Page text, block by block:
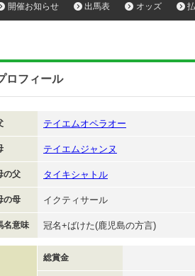
開催お知らせ 出馬表 オッズ
ロフィール
テイエムオペラオー
テイエムジャンヌ
の父 タイキシャトル
の母 イクティサール
名意味 冠名+ばけた(鹿児島の方言)
総賞金